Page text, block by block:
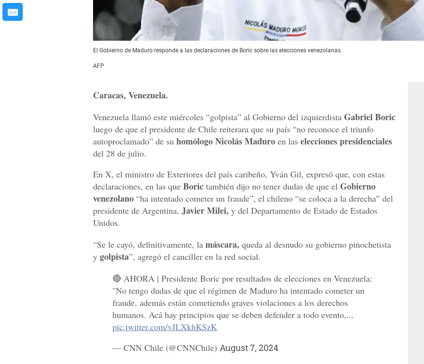
El Gobierno de Maduro responde a las declaraciones de Boric sobre las elecciones venezolanas.
AFP
Caracas, Venezuela.
Venezuela llamó este miércoles “golpista” al Gobierno del izquierdista Gabriel Boric
luego de que el presidente de Chile reiterara que su país “no reconoce el triunfo
autoproclamado” de su homólogo Nicolás Maduro en las elecciones presidenciales
del 28 de julio.
En X, el ministro de Exteriores del país caribeño, Yván Gil, expresó que, con estas
declaraciones, en las que Boric también dijo no tener dudas de que el Gobierno
venezolano “ha intentado cometer un fraude”, el chileno “se coloca a la derecha” del
presidente de Argentina, Javier Milei, y del Departamento de Estado de Estados
Unidos.
“Se le cayó, definitivamente, la máscara, queda al desnudo su gobierno pinochetista
y golpista”, agregó el canciller en la red social.
🔴 AHORA | Presidente Boric por resultados de elecciones en Venezuela:
"No tengo dudas de que el régimen de Maduro ha intentado cometer un
fraude, además están cometiendo graves violaciones a los derechos
humanos. Acá hay principios que se deben defender a todo evento,...
pic.twitter.com/vJLXkhKSzK
— CNN Chile (@CNNChile) August 7, 2024